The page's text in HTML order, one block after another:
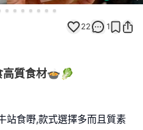
22 1
高質食材🍲🥬
站食嘢,款式選擇多而且質素